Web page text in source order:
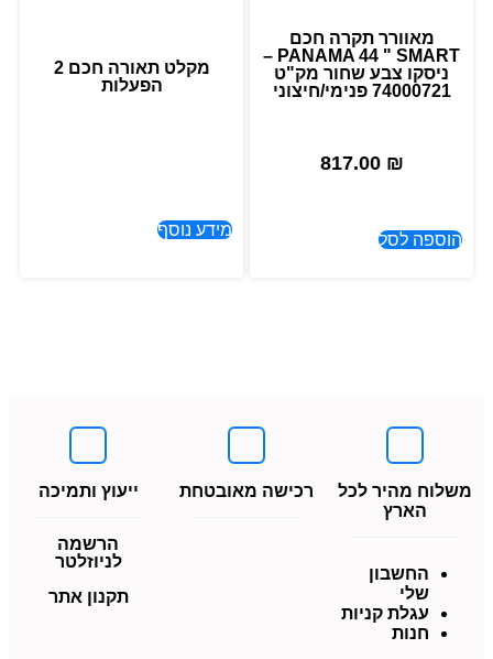
מאוורר תקרה חכם
PANAMA 44 " SMART –
ניסקו צבע שחור מק"ט
74000721 פנימי/חיצוני
817.00 ₪
הוספה לסל
מקלט תאורה חכם 2
הפעלות
מידע נוסף
משלוח מהיר לכל
הארץ
החשבון
שלי
עגלת קניות
חנות
רכישה מאובטחת ייעוץ ותמיכה
הרשמה
לניוזלטר
תקנון אתר